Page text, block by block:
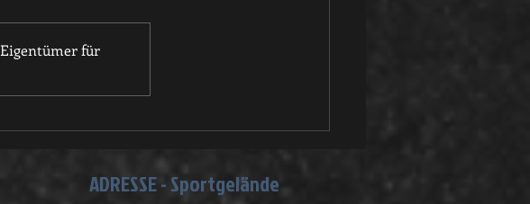
Christbaumversteigerung
für
ADRESSE - Sportgelände